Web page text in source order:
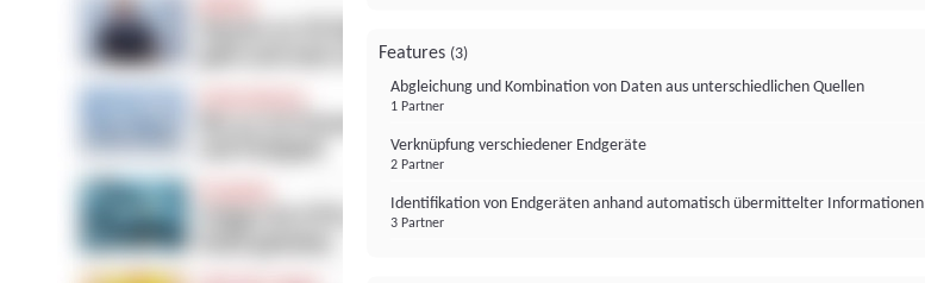
Features (3)
Abgleichung und Kombination von Daten aus unterschiedlichen Quellen
1 Partner
Verknüpfung verschiedener Endgeräte
2 Partner
Identifikation von Endgeräten anhand automatisch übermittelter Informationen
3 Partner